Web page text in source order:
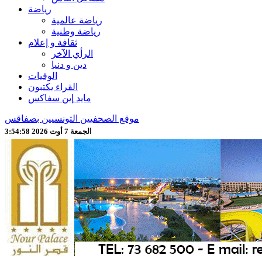
رياضة
رياضة عالمية
رياضة وطنية
ثقافة و إعلام
الرأي الآخر
دين و دنيا
الوفيات
القراء يكتبون
مايد إين سفاكس
موقع الصحفيين التونسيين بصفاقس
الجمعة 7 أوت 2026 3:55:00